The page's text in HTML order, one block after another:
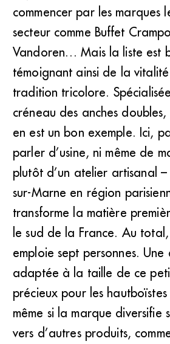
commencer par les marques
secteur comme Buffet
Vandoren… Mais la liste est
témoignant ainsi de la
tradition tricolore.
créneau des anches
en est un bon exemple. Ici,
parler d’usine, ni même de
plutôt d’un atelier artisanal
sur-Marne en région
transforme la matière
le sud de la France. Au total,
emploie sept personnes. Une
adaptée à la taille de ce
précieux pour les hautboïstes
même si la marque diversifie
vers d’autres produits,